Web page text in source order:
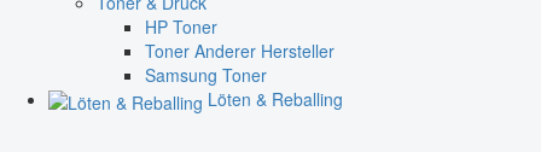
HP Toner
Toner Anderer Hersteller
Samsung Toner
Löten & Reballing